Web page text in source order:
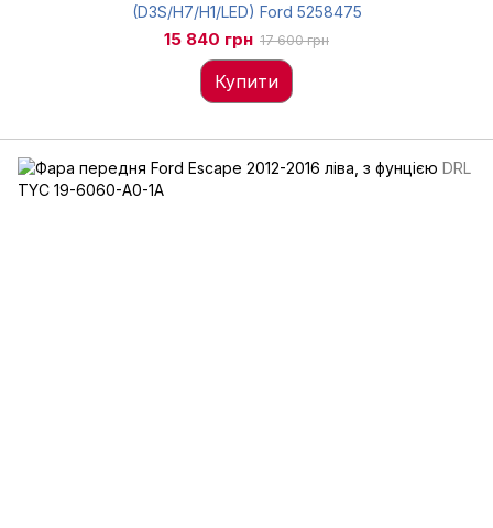
(D3S/H7/H1/LED) Ford 5258475
15 840 грн 17 600 грн
Купити